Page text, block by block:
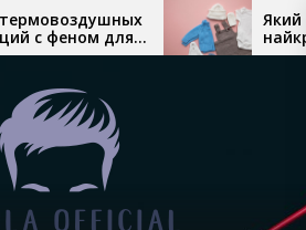
Який теплий дитячий одяг
найкраще продається
взимку